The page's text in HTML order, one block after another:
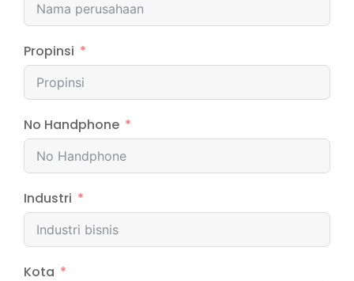
Propinsi
No Handphone
Industri
Kota